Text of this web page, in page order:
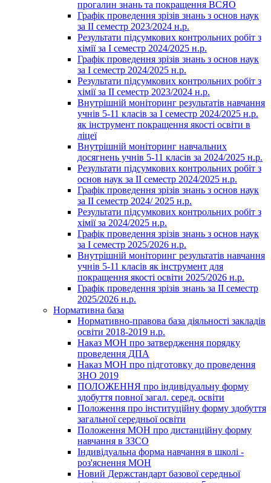
прогалин знань та покращення ВСЯО
Графік проведення зрізів знань з основ наук
за ІІ семестр 2023/2024 н.р.
Результати підсумкових контрольних робіт з
хімії за І семестр 2024/2025 н.р.
Графік проведення зрізів знань з основ наук
за І семестр 2024/2025 н.р.
Результати підсумкових контрольних робіт з
хімії за ІІ семестр 2023/2024 н.р.
Внутрішній моніторинг результатів навчання
учнів 5-11 класів за І семестр 2024/2025 н.р.
як інструмент покращення якості освіти в
ліцеї
Внутрішній моніторинг навчальних
досягнень учнів 5-11 класів за 2024/2025 н.р.
Результати підсумкових контрольних робіт з
основ наук за ІІ семестр 2024/2025 н.р.
Графік проведення зрізів знань з основ наук
за ІІ семестр 2024/ 2025 н.р.
Результати підсумкових контрольних робіт з
хімії за 2024/2025 н.р.
Графік проведення зрізів знань з основ наук
за І семестр 2025/2026 н.р.
Внутрішній моніторинг результатів навчання
учнів 5-11 класів як інструмент для
покращення якості освіти 2025/2026 н.р.
Графік проведення зрізів знань за ІІ семестр
2025/2026 н.р.
Нормативна база
Нормативно-правова база діяльності закладів
освіти 2018-2019 н.р.
Наказ МОН про затвердження порядку
проведення ДПА
Наказ МОН про підготовку до проведення
ЗНО 2019
ПОЛОЖЕННЯ про індивідуальну форму
здобуття повної загал. серед. освіти
Положення про інституційну форму здобуття
загальної середньої освіти
Положення МОН про дистанційну форму
навчання в ЗЗСО
Індивідуальна форма навчання в школі -
роз'яснення МОН
Новий Держстандарт базової середньої